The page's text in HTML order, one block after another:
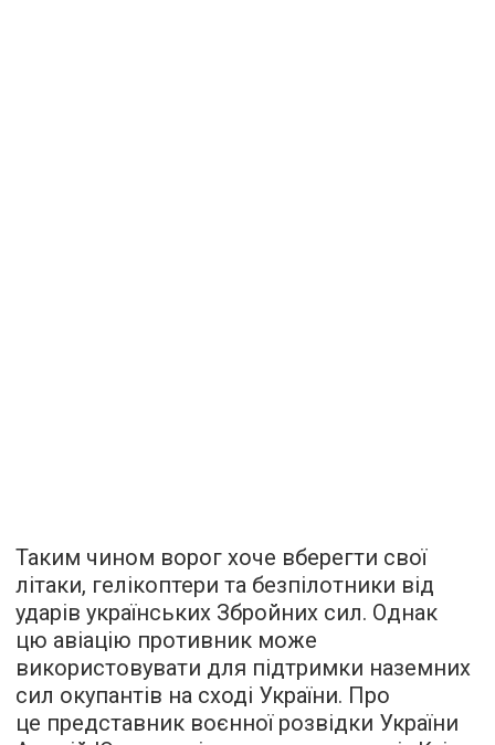
Таким чином ворог хоче вберегти свої
літаки, гелікоптери та безпілотники від
ударів українських Збройних сил. Однак
цю авіацію противник може
використовувати для підтримки наземних
сил окупантів на сході України. Про
це представник воєнної розвідки України